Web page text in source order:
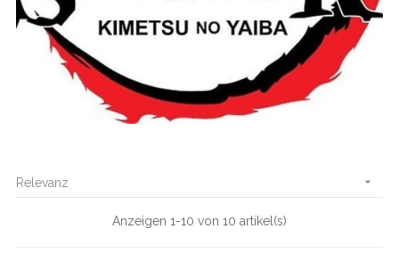
Relevanz 
Anzeigen 1-10 von 10 artikel(s)